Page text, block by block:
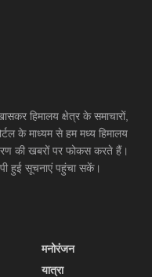
हिमालय क्षेत्र के समाचारों,
के माध्यम से हम मध्य हिमालय
की खबरों पर फोकस करते हैं।
हुई सूचनाएं पहुंचा सकें।
मनोरंजन
यात्रा